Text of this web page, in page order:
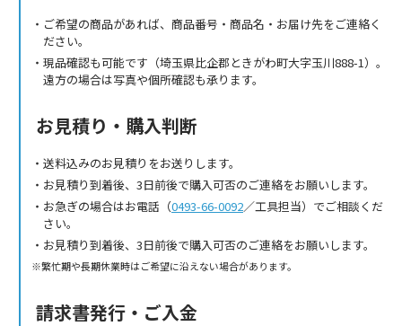
ご希望の商品があれば、商品番号・商品名・お届け先をご連絡く
ださい。
現品確認も可能です（埼玉県比企郡ときがわ町大字玉川888-1）。
遠方の場合は写真や個所確認も承ります。
お見積り・購入判断
送料込みのお見積りをお送りします。
お見積り到着後、3日前後で購入可否のご連絡をお願いします。
お急ぎの場合はお電話（0493-66-0092／工具担当）でご相談くだ
さい。
お見積り到着後、3日前後で購入可否のご連絡をお願いします。
繁忙期や長期休業時はご希望に沿えない場合があります。
請求書発行・ご入金